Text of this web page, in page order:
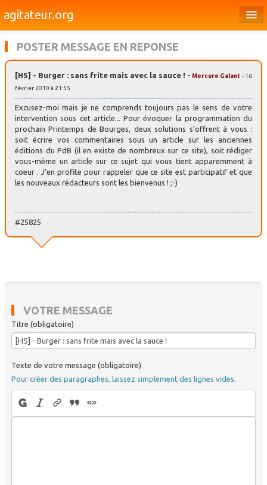
agitateur.org
Bourges & le Cher
Culture
Médias
Dossiers
Brèves
POSTER MESSAGE EN REPONSE
[HS] - Burger : sans frite mais avec la sauce ! - Mercure Galant - 16
février 2010 à 21:55
Excusez-moi mais je ne comprends toujours pas le sens de votre
intervention sous cet article... Pour évoquer la programmation du
prochain Printemps de Bourges, deux solutions s’offrent à vous :
soit écrire vos commentaires sous un article sur les anciennes
éditions du PdB (il en existe de nombreux sur ce site), soit rédiger
vous-même un article sur ce sujet qui vous tient apparemment à
coeur . J’en profite pour rappeler que ce site est participatif et que
les nouveaux rédacteurs sont les bienvenus ! ;-)
#25825
VOTRE MESSAGE
Titre (obligatoire)
Texte de votre message (obligatoire)
Pour créer des paragraphes, laissez simplement des lignes vides.